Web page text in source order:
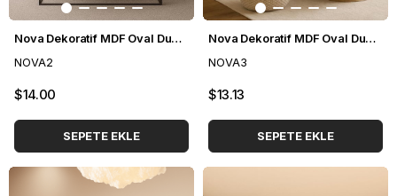
Nova Dekoratif MDF Oval Duvar Paneli Seti 140*248 cm
NOVA2
$14.00
SEPETE EKLE
Nova Dekoratif MDF Oval Duvar Paneli Seti 114*248 cm
NOVA3
$13.13
SEPETE EKLE